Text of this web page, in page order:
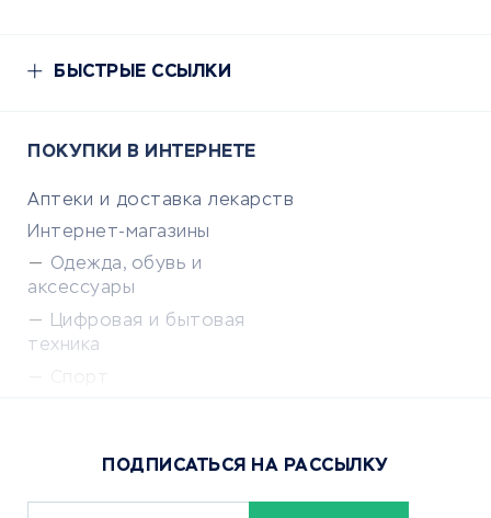
БЫСТРЫЕ ССЫЛКИ
ПОКУПКИ В ИНТЕРНЕТЕ
Аптеки и доставка лекарств
Интернет-магазины
Одежда, обувь и
аксессуары
Цифровая и бытовая
техника
Сервисы доставки
ПОДПИСАТЬСЯ НА РАССЫЛКУ